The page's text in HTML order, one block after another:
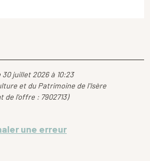
30 juillet 2026 à 10:23
et du Patrimoine de l'Isère
de l'offre : 7902713)
une erreur